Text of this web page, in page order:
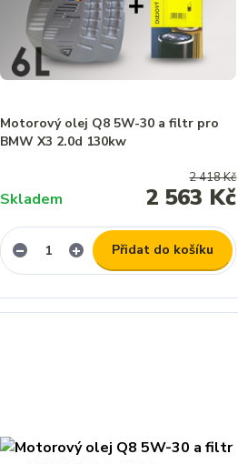
Motorový olej Q8 5W-30 a filtr pro
BMW X3 2.0d 130kw
2 418 Kč
2 563 Kč
Skladem
Přidat do košíku